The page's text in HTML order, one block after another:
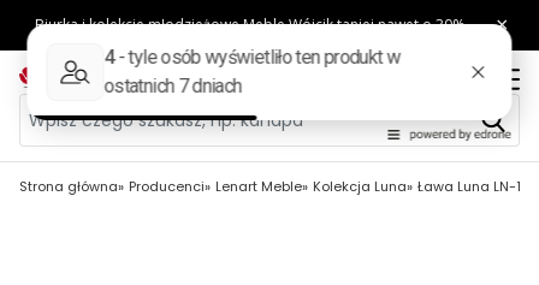
Strona główna Producenci Lenart Meble Kolekcja Luna Ława Luna LN-15